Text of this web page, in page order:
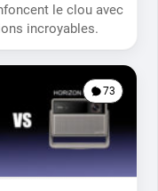
le clou avec
incroyables.
73